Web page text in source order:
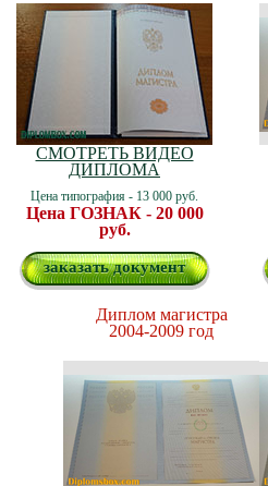
СМОТРЕТЬ ВИДЕО
ДИПЛОМА
Цена типография - 13 000 руб.
Цена ГОЗНАК - 20 000
руб.
заказать документ
Диплом магистра
2004-2009 год